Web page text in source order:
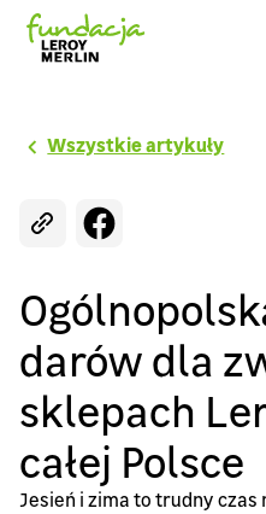
Wszystkie artykuły
darów dla
sklepach
całej Polsce
Jesień i zima to trudny